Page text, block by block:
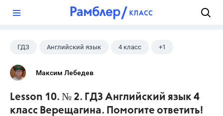
ГДЗ Английский язык 4 класс +1
Верещагина И.Н.
Максим Лебедев
Lesson 10. № 2. ГДЗ Английский язык 4
класс Верещагина. Помогите ответить!